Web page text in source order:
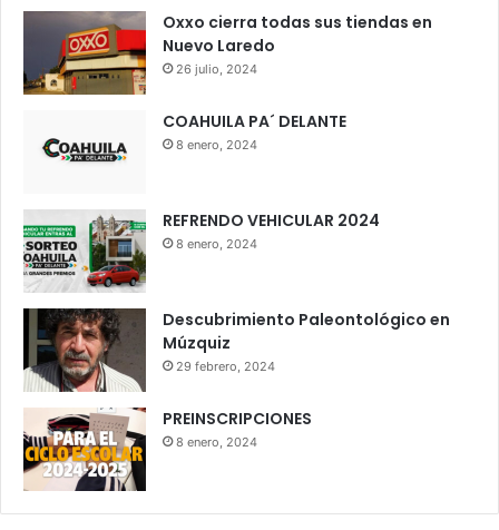
Oxxo cierra todas sus tiendas en
Nuevo Laredo
26 julio, 2024
COAHUILA PA´ DELANTE
8 enero, 2024
REFRENDO VEHICULAR 2024
8 enero, 2024
Descubrimiento Paleontológico en
Múzquiz
29 febrero, 2024
PREINSCRIPCIONES
8 enero, 2024